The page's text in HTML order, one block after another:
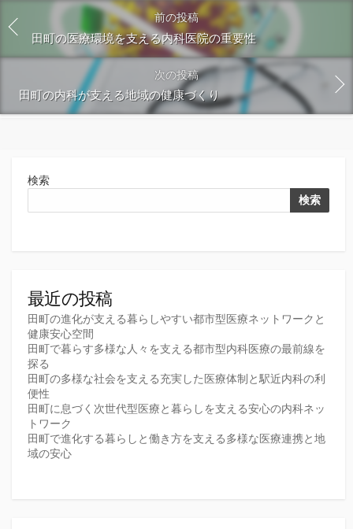
前の投稿
田町の医療環境を支える内科医院の重要性
次の投稿
田町の内科が支える地域の健康づくり
検索
検索
最近の投稿
田町の進化が支える暮らしやすい都市型医療ネットワークと
健康安心空間
田町で暮らす多様な人々を支える都市型内科医療の最前線を
探る
田町の多様な社会を支える充実した医療体制と駅近内科の利
便性
田町に息づく次世代型医療と暮らしを支える安心の内科ネッ
トワーク
田町で進化する暮らしと働き方を支える多様な医療連携と地
域の安心